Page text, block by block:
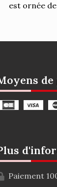
est ornée
Paiement